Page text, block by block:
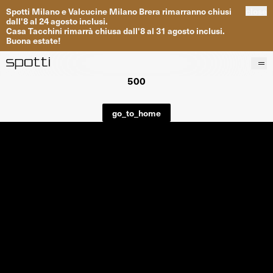
Spotti MilanoeValcucine Milano Brera rimarrannochiusi
dall'8al 24agosto inclusi.
Casa Tacchini rimarrà chiusa dall'8al 31 agosto inclusi.
Buona estate!
Progetti
500
go_to_home